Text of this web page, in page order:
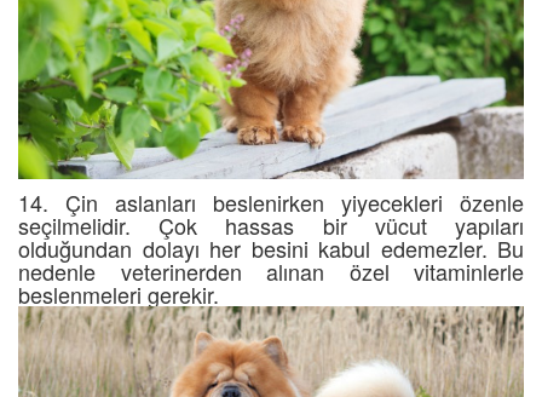
14. Çin aslanları beslenirken yiyecekleri özenle
seçilmelidir. Çok hassas bir vücut yapıları
olduğundan dolayı her besini kabul edemezler. Bu
nedenle veterinerden alınan özel vitaminlerle
beslenmeleri gerekir.